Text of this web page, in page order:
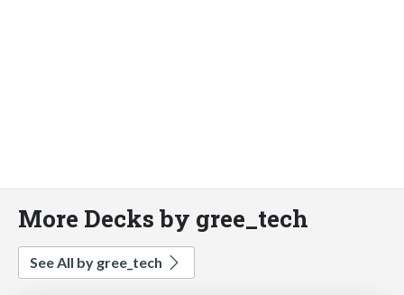
More Decks by gree_tech
See All by gree_tech